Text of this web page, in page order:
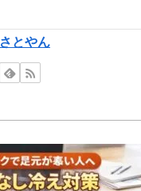
さとやん